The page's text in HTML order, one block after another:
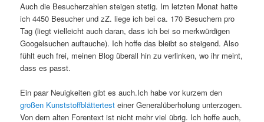
Auch die Besucherzahlen steigen stetig. Im letzten Monat hatte
ich 4450 Besucher und zZ. liege ich bei ca. 170 Besuchern pro
Tag (liegt vielleicht auch daran, dass ich bei so merkwürdigen
Googelsuchen auftauche). Ich hoffe das bleibt so steigend. Also
fühlt euch frei, meinen Blog überall hin zu verlinken, wo ihr meint,
dass es passt.
Ein paar Neuigkeiten gibt es auch.Ich habe vor kurzem den
großen Kunststoffblättertest einer Generalüberholung unterzogen.
Von dem alten Forentext ist nicht mehr viel übrig. Ich hoffe auch,